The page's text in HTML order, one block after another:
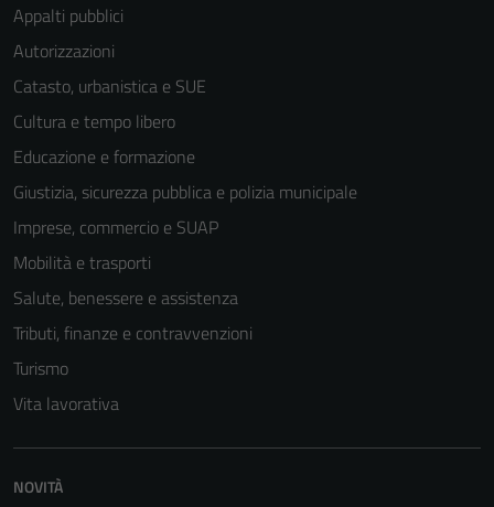
Appalti pubblici
Autorizzazioni
Catasto, urbanistica e SUE
Cultura e tempo libero
Educazione e formazione
Giustizia, sicurezza pubblica e polizia municipale
Imprese, commercio e SUAP
Mobilità e trasporti
Salute, benessere e assistenza
Tributi, finanze e contravvenzioni
Turismo
Vita lavorativa
NOVITÀ